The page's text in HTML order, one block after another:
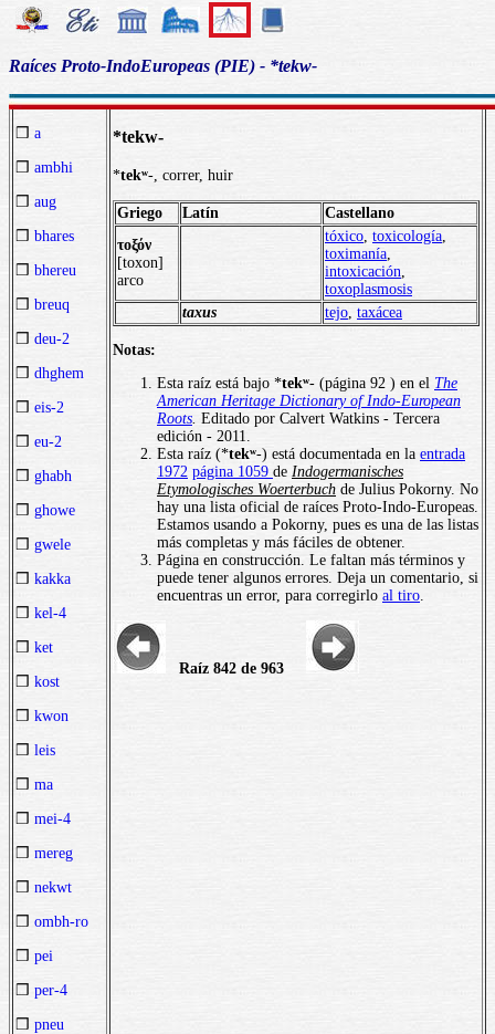
Raíces Proto-IndoEuropeas (PIE) - *tekw-
❒ a
❒ ambhi
❒ aug
❒ bhares
❒ bhereu
❒ breuq
❒ deu-2
❒ dhghem
❒ eis-2
❒ eu-2
❒ ghabh
❒ ghowe
❒ gwele
❒ kakka
❒ kel-4
❒ ket
❒ kost
❒ kwon
❒ leis
❒ ma
❒ mei-4
❒ mereg
❒ nekwt
❒ ombh-ro
❒ pei
❒ per-4
❒ pneu
*tekw-
*tekʷ-, correr, huir
Griego Latín
Castellano
τοξόν
[toxon]
arco
tóxico toxicología
toximanía
intoxicación
toxoplasmosis
taxus
tejo taxácea
Notas:
Esta raíz está bajo *tekʷ- (página 92 ) en el The
American Heritage Dictionary of Indo-European
Roots Editado por Calvert Watkins - Tercera
edición - 2011.
Esta raíz (*tekʷ-) está documentada en la entrada
1972 página 1059 de Indogermanisches
Etymologisches Woerterbuch de Julius Pokorny. No
hay una lista oficial de raíces Proto-Indo-Europeas.
Estamos usando a Pokorny, pues es una de las listas
más completas y más fáciles de obtener.
Página en construcción. Le faltan más términos y
puede tener algunos errores. Deja un comentario, si
encuentras un error, para corregirlo al tiro
Raíz 842 de 963